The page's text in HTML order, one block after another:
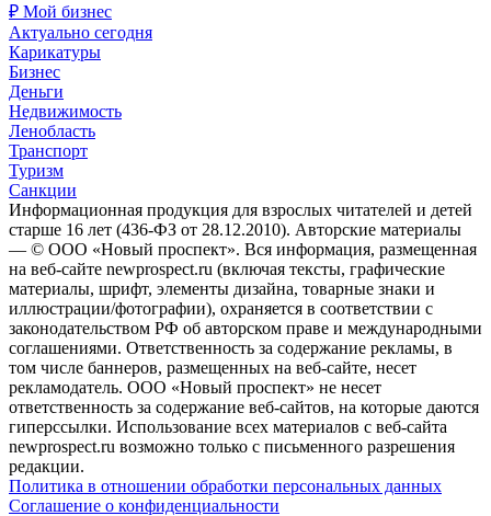
₽ Мой бизнес
Актуально сегодня
Карикатуры
Бизнес
Деньги
Недвижимость
Ленобласть
Транспорт
Туризм
Санкции
Информационная продукция для взрослых читателей и детей
старше 16 лет (436-ФЗ от 28.12.2010). Авторские материалы
— © ООО «Новый проспект». Вся информация, размещенная
на веб-сайте newprospect.ru (включая тексты, графические
материалы, шрифт, элементы дизайна, товарные знаки и
иллюстрации/фотографии), охраняется в соответствии с
законодательством РФ об авторском праве и международными
соглашениями. Ответственность за содержание рекламы, в
том числе баннеров, размещенных на веб-сайте, несет
рекламодатель. ООО «Новый проспект» не несет
ответственность за содержание веб-сайтов, на которые даются
гиперссылки. Использование всех материалов с веб-сайта
newprospect.ru возможно только с письменного разрешения
редакции.
Политика в отношении обработки персональных данных
Соглашение о конфиденциальности